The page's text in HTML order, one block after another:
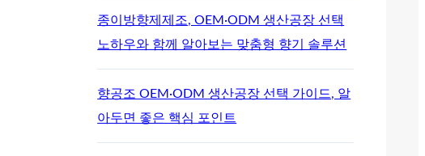
종이방향제제조, OEM·ODM 생산공장 선택
노하우와 함께 알아보는 맞춤형 향기 솔루션
향공조 OEM·ODM 생산공장 선택 가이드, 알
아두면 좋은 핵심 포인트